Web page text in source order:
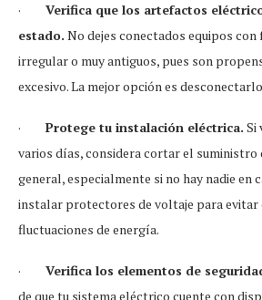
· Verifica que los artefactos
estado. No dejes conectados equipos
irregular o muy antiguos, pues son
excesivo. La mejor opción es
· Protege tu instalación eléctrica. Si
varios días, considera cortar el suministro
general, especialmente si no hay nadie en
instalar protectores de voltaje para evitar
fluctuaciones de energía.
· Verifica los elementos de
de que tu sistema eléctrico cuente con